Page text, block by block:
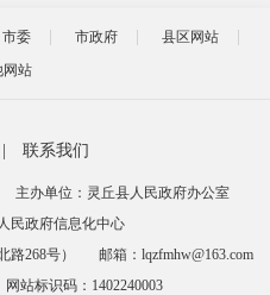
市委 市政府
县区网站
网站
联系我们
主办单位：灵丘县人民政府办公室
民政府信息化中心
268号）
邮箱：lqzfmhw@163.com
网站标识码：1402240003